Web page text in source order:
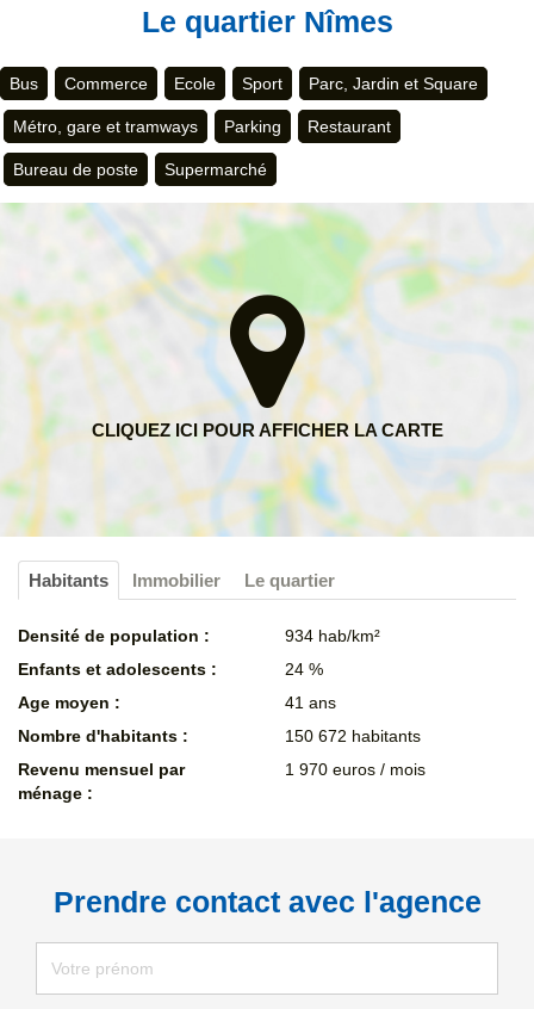
Le quartier Nîmes
Bus Commerce Ecole Sport Parc, Jardin et Square
Métro, gare et tramways Parking Restaurant
Bureau de poste Supermarché
Habitants Immobilier Le quartier
Densité de population :
934 hab/km²
Enfants et adolescents :
24 %
Age moyen :
41 ans
Nombre d'habitants :
150 672 habitants
Revenu mensuel par
ménage :
1 970 euros / mois
Prendre contact avec l'agence